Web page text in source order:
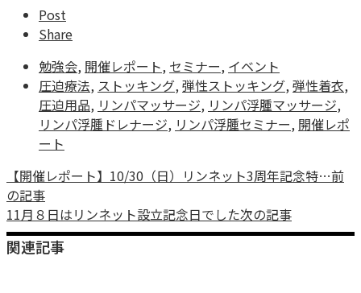
Post
Share
勉強会, 開催レポート, セミナー, イベント
圧迫療法, ストッキング,弾性ストッキング,弾性着衣,
圧迫用品, リンパマッサージ, リンパ浮腫マッサージ,
リンパ浮腫ドレナージ, リンパ浮腫セミナー, 開催レポ
ート
【開催レポート】10/30（日）リンネット3周年記念特…前
の記事
11月８日はリンネット設立記念日でした次の記事
関連記事